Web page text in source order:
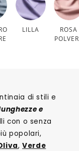
LILLA
ROSA
di stili e
e
con o senza
popolari,
,Verde